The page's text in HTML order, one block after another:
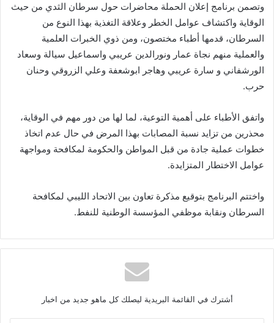
وتصمن برنامج إعلان الحملة محاضرات حول سرطان الثدي من حيث
الوقاية واكتشاف عوامل الخطر وعلاقة التغذية بهذا النوع من
السرطان، قدمها أطباء مختصون، ومن ذوي الخبرات العلمية
والعملية منهم نجاة عمار ونورالدين عريبي واسماعيل سيالة وسعاد
الورشفاني و سارة عريبي وهاجر ابوشعفة وعلي الزروقي وحنان
حرب.
واتفق الأطباء على أهمية التوعية، لما لها من دور مهم في الوقاية،
محذرين من تزايد نسبة المصابات بهذا المرض في حال عدم اتخاذ
خطوات عملية جادة من قبل المواطن والحكومة لمكافحة ومواجهة
عوامل الاختطار المتزايدة.
واختتم البرنامج بتوقيع مذكرة تعاون بين الاتحاد الليبي لمكافحة
السرطان ونقابة موظفي المؤسسة الوطنية للنفط.
أشترك في القائمة البريدية ليصلك كل ماهو جديد من اخبار